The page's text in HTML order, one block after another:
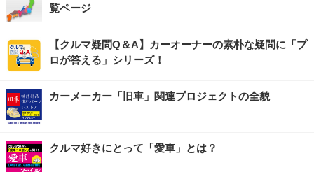
覧ページ
【クルマ疑問Q＆A】カーオーナーの素朴な疑問に「プ
ロが答える」シリーズ！
カーメーカー「旧車」関連プロジェクトの全貌
クルマ好きにとって「愛車」とは？